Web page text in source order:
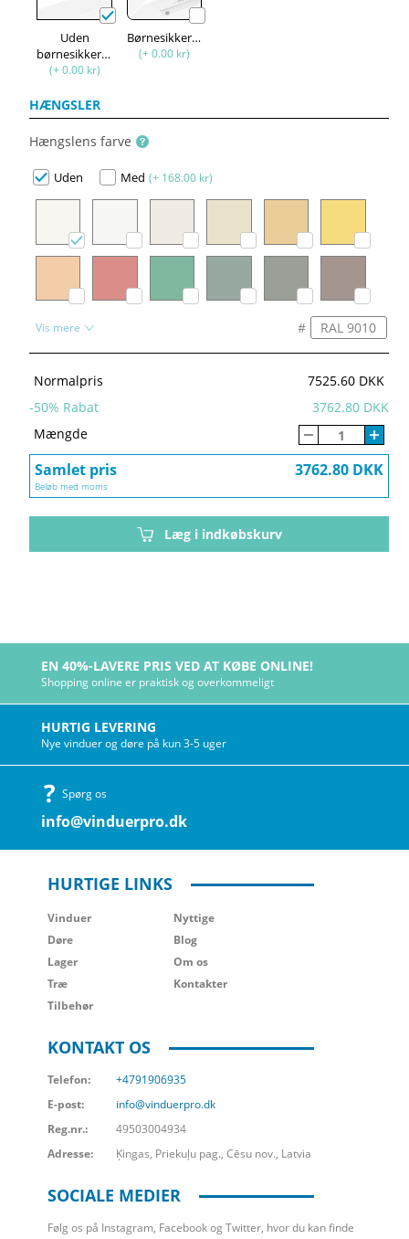
Uden
børnesikkerhed
(+ 0.00 kr)
Børnesikkerhed
(+ 0.00 kr)
HÆNGSLER
Hængslens farve
Uden Med (+ 168.00 kr)
Vis mere #
Normalpris
7525.60 DKK
-50% Rabat
3762.80 DKK
Mængde
Samlet pris 3762.80 DKK
Beløb med moms
Læg i indkøbskurv
EN 40%-LAVERE PRIS VED AT KØBE ONLINE!
Shopping online er praktisk og overkommeligt
HURTIG LEVERING
Nye vinduer og døre på kun 3-5 uger
Spørg os
info@vinduerpro.dk
HURTIGE LINKS
Vinduer
Døre
Lager
Træ
Tilbehør
Nyttige
Blog
Om os
Kontakter
KONTAKT OS
Telefon:
+4791906935
E-post:
info@vinduerpro.dk
Reg.nr.:
49503004934
Adresse:
Ķingas, Priekuļu pag., Cēsu nov., Latvia
SOCIALE MEDIER
Følg os på Instagram, Facebook og Twitter, hvor du kan finde